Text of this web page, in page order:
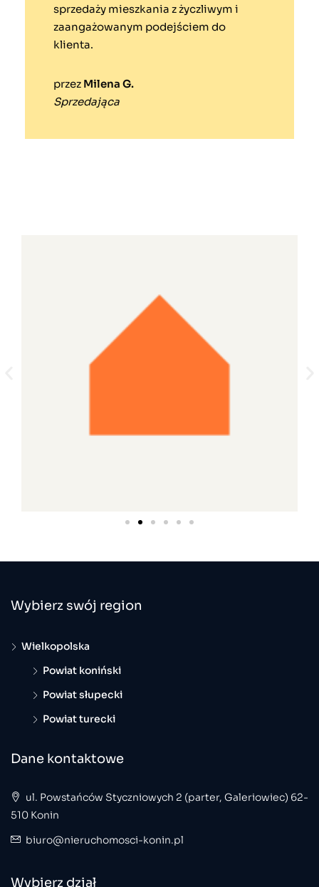
sprzedaży mieszkania z życzliwym i
zaangażowanym podejściem do
klienta.
przez Milena G.
Sprzedająca
Wybierz swój region
Wielkopolska
Powiat koniński
Powiat słupecki
Powiat turecki
Dane kontaktowe
ul. Powstańców Styczniowych 2 (parter, Galeriowiec) 62-
510 Konin
biuro@nieruchomosci-konin.pl
Wybierz dział